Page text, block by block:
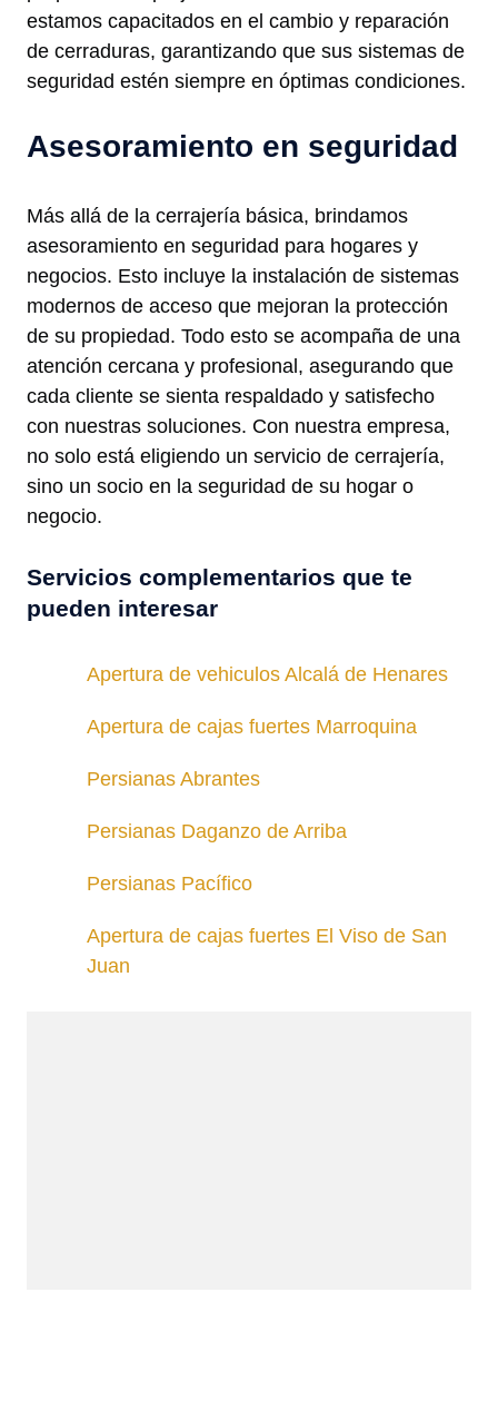
estamos capacitados en el cambio y reparación
de cerraduras, garantizando que sus sistemas de
seguridad estén siempre en óptimas condiciones.
Asesoramiento en seguridad
Más allá de la cerrajería básica, brindamos
asesoramiento en seguridad para hogares y
negocios. Esto incluye la instalación de sistemas
modernos de acceso que mejoran la protección
de su propiedad. Todo esto se acompaña de una
atención cercana y profesional, asegurando que
cada cliente se sienta respaldado y satisfecho
con nuestras soluciones. Con nuestra empresa,
no solo está eligiendo un servicio de cerrajería,
sino un socio en la seguridad de su hogar o
negocio.
Servicios complementarios que te
pueden interesar
Apertura de vehiculos Alcalá de Henares
Apertura de cajas fuertes Marroquina
Persianas Abrantes
Persianas Daganzo de Arriba
Persianas Pacífico
Apertura de cajas fuertes El Viso de San
Juan